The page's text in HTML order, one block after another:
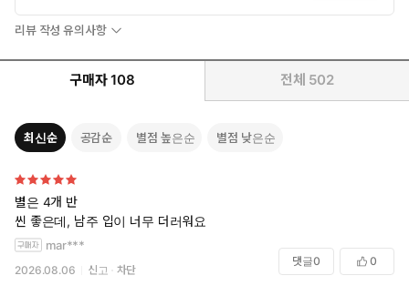
리뷰 작성 유의사항
구매자 108 전체 502
최신순 공감순 별점 높은순 별점 낮은순
별은 4개 반
씬 좋은데, 남주 입이 너무 더러워요
mar***
2026.08.06 신고 차단
댓글0 0